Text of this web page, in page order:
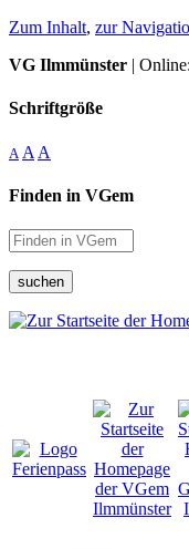
Zum Inhalt, zur
VG Ilmmünster |
Schriftgröße
A A A
Finden in VGem
suchen